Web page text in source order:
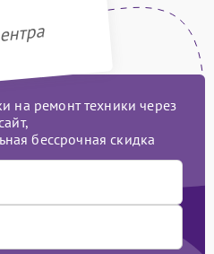
на ремонт техники через
бессрочная скидка